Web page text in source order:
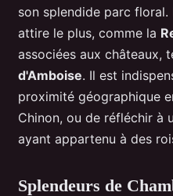
son splendide parc
attire le plus, comme la
associées aux châteaux,
d'Amboise. Il est
proximité géographique
Chinon, ou de réfléchir à
ayant appartenu à des
Splendeurs de